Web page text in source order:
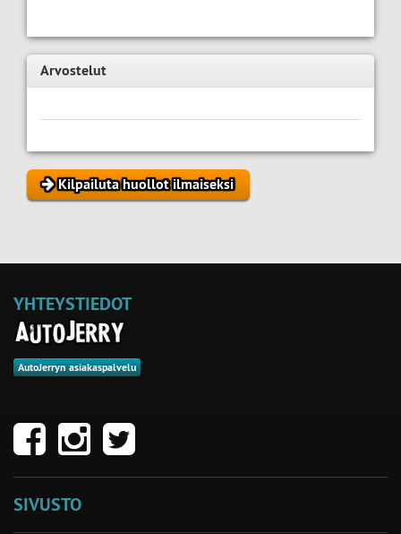
Arvostelut
Kilpailuta huollot ilmaiseksi
YHTEYSTIEDOT
AutoJerryn asiakaspalvelu
SIVUSTO